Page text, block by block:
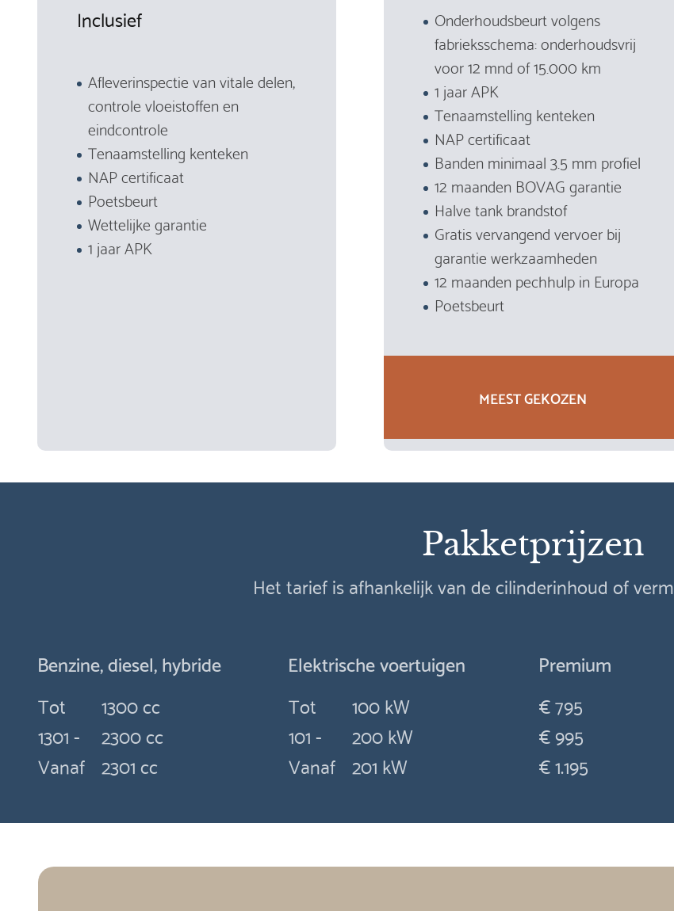
Inclusief
Afleverinspectie van vitale delen,
controle vloeistoffen en
eindcontrole
Tenaamstelling kenteken
NAP certificaat
Poetsbeurt
Wettelijke garantie
1 jaar APK
Onderhoudsbeurt volgens
fabrieksschema: onderhoudsvrij
voor 12 mnd of 15.000 km
1 jaar APK
Tenaamstelling kenteken
NAP certificaat
Banden minimaal 3.5 mm profiel
12 maanden BOVAG garantie
Halve tank brandstof
Gratis vervangend vervoer bij
garantie werkzaamheden
12 maanden pechhulp in Europa
Poetsbeurt
MEEST GEKOZEN
Pakketprijzen
Het tarief is afhankelijk van de cilinderinhoud of
Benzine, diesel, hybride
Tot
1300 cc
1301 -
2300 cc
Vanaf 2301 cc
Elektrische voertuigen
Tot
100 kW
101 -
200 kW
Vanaf 201 kW
Premium
€ 795
€ 995
€ 1.195